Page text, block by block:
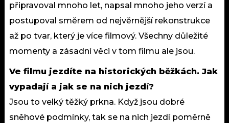
připravoval mnoho let, napsal mnoho jeho verzí a
postupoval směrem od nejvěrnější rekonstrukce
až po tvar, který je více filmový. Všechny důležité
momenty a zásadní věci v tom filmu ale jsou.
Ve filmu jezdíte na historických běžkách. Jak
vypadají a jak se na nich jezdí?
Jsou to velký těžký prkna. Když jsou dobré
sněhové podmínky, tak se na nich jezdí poměrně